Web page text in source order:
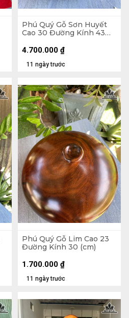
Phú Quý Gỗ Sơn Huyết
Cao 30 Đường Kính 43
11 ngày trước
4.700.000 ₫
Phú Quý Gỗ Lim Cao 23
Đường Kính 30 (cm)
11 ngày trước
1.700.000 ₫